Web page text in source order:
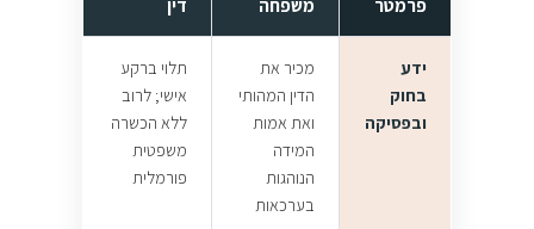
ידע
בחוק
ובפסיקה
מכיר את
הדין המהותי
ואת אמות
המידה
הנוהגות
בערכאות
תלוי ברקע
אישי; לרוב
ללא הכשרה
משפטית
פורמלית